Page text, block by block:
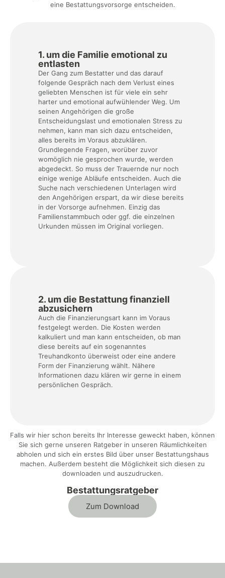
eine Bestattungsvorsorge entscheiden.
1. um die Familie emotional zu
entlasten
Der Gang zum Bestatter und das darauf
folgende Gespräch nach dem Verlust eines
geliebten Menschen ist für viele ein sehr
harter und emotional aufwühlender Weg. Um
seinen Angehörigen die große
Entscheidungslast und emotionalen Stress zu
nehmen, kann man sich dazu entscheiden,
alles bereits im Voraus abzuklären.
Grundlegende Fragen, worüber zuvor
womöglich nie gesprochen wurde, werden
abgedeckt. So muss der Trauernde nur noch
einige wenige Abläufe entscheiden. Auch die
Suche nach verschiedenen Unterlagen wird
den Angehörigen erspart, da wir diese bereits
in der Vorsorge aufnehmen. Einzig das
Familienstammbuch oder ggf. die einzelnen
Urkunden müssen im Original vorliegen.
2. um die Bestattung finanziell
abzusichern
Auch die Finanzierungsart kann im Voraus
festgelegt werden. Die Kosten werden
kalkuliert und man kann entscheiden, ob man
diese bereits auf ein sogenanntes
Treuhandkonto überweist oder eine andere
Form der Finanzierung wählt. Nähere
Informationen dazu klären wir gerne in einem
persönlichen Gespräch.
Falls wir hier schon bereits Ihr Interesse geweckt haben, können
Sie sich gerne unseren Ratgeber in unseren Räumlichkeiten
abholen und sich ein erstes Bild über unser Bestattungshaus
machen. Außerdem besteht die Möglichkeit sich diesen zu
downloaden und auszudrucken.
Bestattungsratgeber
Zum Download